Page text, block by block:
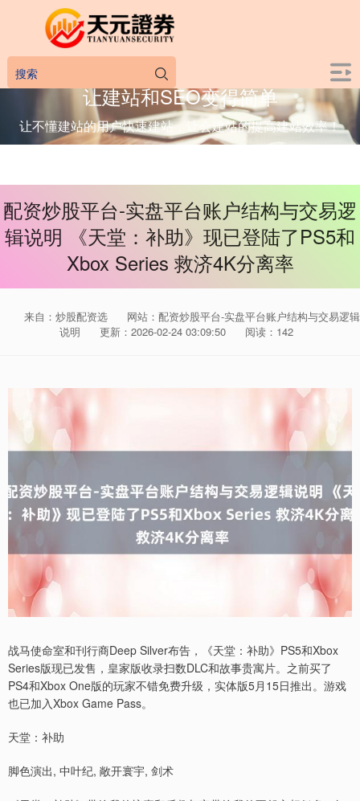
让建站和SEO变得简单
让不懂建站的用户快速建站，让会建站的提高建站效率！
配资炒股平台-实盘平台账户结构与交易逻
辑说明 《天堂：补助》现已登陆了PS5和
Xbox Series 救济4K分离率
来自：炒股配资选
网站：配资炒股平台-实盘平台账户结构与交易逻辑
说明
更新：2026-02-24 03:09:50 阅读：142
战马使命室和刊行商Deep Silver布告，《天堂：补助》PS5和Xbox
Series版现已发售，皇家版收录扫数DLC和故事贵寓片。之前买了
PS4和Xbox One版的玩家不错免费升级，实体版5月15日推出。游戏
也已加入Xbox Game Pass。
天堂：补助
脚色演出, 中叶纪, 敞开寰宇, 剑术